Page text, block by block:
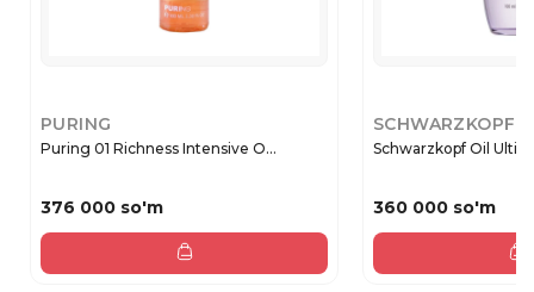
PURING
Puring 01 Richness Intensive O...
376 000 so'm
SCHWARZKOPF
Schwarzkopf Oil
360 000 so'm